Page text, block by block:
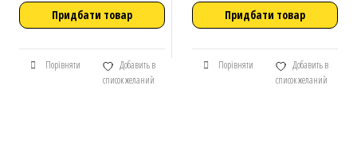
Придбати товар
Порівняти
Добавить в
список желаний
Придбати товар
Порівняти
Добавить в
список желаний